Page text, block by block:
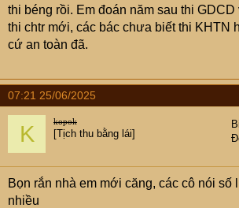
thi béng rồi. Em đoán năm sau thi
thi chtr mới, các bác chưa biết thi KHTN
cứ an toàn đã.
07:21 25/06/2025
K kopok
[Tịch thu bằng lái]
Bọn rắn nhà em mới căng, các cô nói số
nhiều